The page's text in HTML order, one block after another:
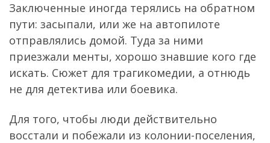
Заключенные иногда терялись на обратном
пути: засыпали, или же на автопилоте
отправлялись домой. Туда за ними
приезжали менты, хорошо знавшие кого где
искать. Сюжет для трагикомедии, а отнюдь
не для детектива или боевика.
Для того, чтобы люди действительно
восстали и побежали из колонии-поселения,